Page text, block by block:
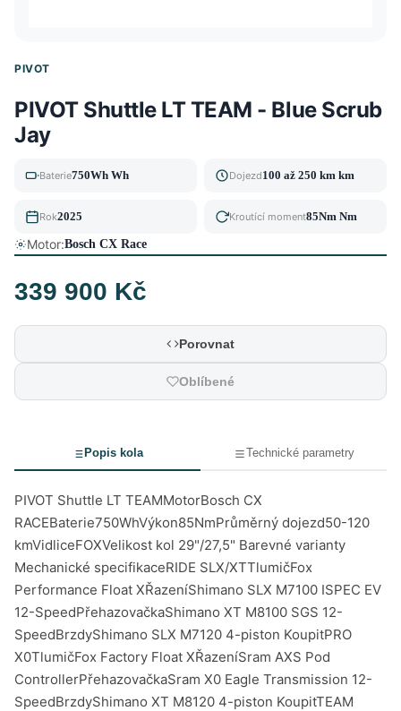
PIVOT
PIVOT Shuttle LT TEAM - Blue Scrub
Jay
Baterie750Wh Wh Dojezd100 až 250 km km
Rok2025 Kroutící moment85Nm Nm
Motor:Bosch CX Race
339 900 Kč
Porovnat
Oblíbené
Popis kola Technické parametry
PIVOT Shuttle LT TEAMMotorBosch CX
RACEBaterie750WhVýkon85NmPrůměrný dojezd50-120
kmVidliceFOXVelikost kol 29"/27,5" Barevné varianty
Mechanické specifikaceRIDE SLX/XTTlumičFox
Performance Float XŘazeníShimano SLX M7100 ISPEC EV
12-SpeedPřehazovačkaShimano XT M8100 SGS 12-
SpeedBrzdyShimano SLX M7120 4-piston KoupitPRO
X0TlumičFox Factory Float XŘazeníSram AXS Pod
ControllerPřehazovačkaSram X0 Eagle Transmission 12-
SpeedBrzdyShimano XT M8120 4-piston KoupitTEAM